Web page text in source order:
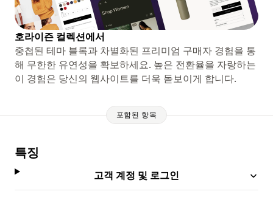
호라이즌 컬렉션에서
중첩된 테마 블록과 차별화된 프리미엄 구매자 경험을 통
해 무한한 유연성을 확보하세요. 높은 전환율을 자랑하는
이 경험은 당신의 웹사이트를 더욱 돋보이게 합니다.
포함된 항목
특징
고객 계정 및 로그인